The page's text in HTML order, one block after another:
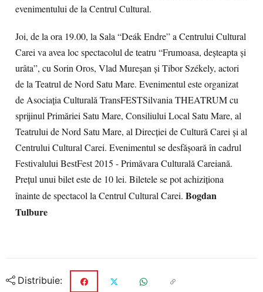
evenimentului de la Centrul Cultural.
Joi, de la ora 19.00, la Sala “Deák Endre” a Centrului Cultural
Carei va avea loc spectacolul de teatru “Frumoasa, deșteapta și
urâta”, cu Sorin Oros, Vlad Mureșan și Tibor Székely, actori
de la Teatrul de Nord Satu Mare. Evenimentul este organizat
de Asociația Culturală TransFESTSilvania THEATRUM cu
sprijinul Primăriei Satu Mare, Consiliului Local Satu Mare, al
Teatrului de Nord Satu Mare, al Direcției de Cultură Carei și al
Centrului Cultural Carei. Evenimentul se desfășoară în cadrul
Festivalului BestFest 2015 - Primăvara Culturală Careiană.
Prețul unui bilet este de 10 lei. Biletele se pot achiziționa
înainte de spectacol la Centrul Cultural Carei. Bogdan
Tulbure
Distribuie: